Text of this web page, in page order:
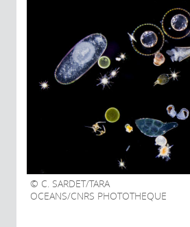
C. SARDET/TARA
OCEANS/CNRS PHOTOTHEQUE